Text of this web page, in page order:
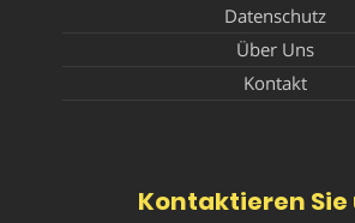
Datenschutz
Über Uns
Kontakt
Kontaktieren Sie